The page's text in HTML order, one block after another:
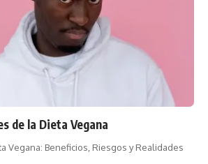
de la Dieta Vegana
Vegana: Beneficios, Riesgos y Realidades